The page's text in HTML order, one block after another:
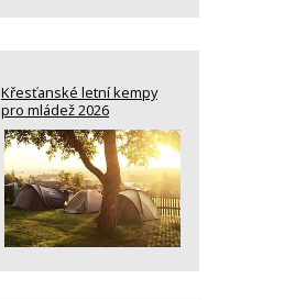
Křesťanské letní kempy
pro mládež 2026